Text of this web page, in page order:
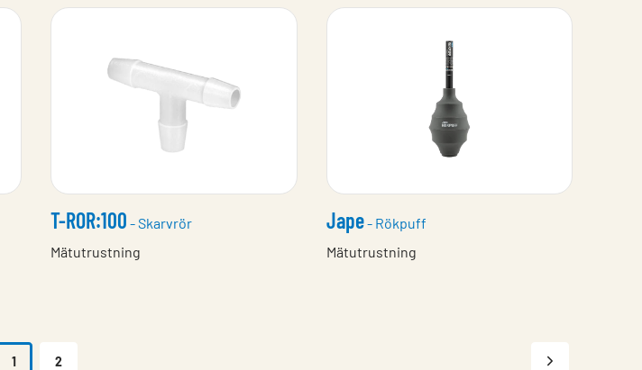
T-ROR:100 - Skarvrör
Mätutrustning
Jape- Rökpuff
Mätutrustning
1 2